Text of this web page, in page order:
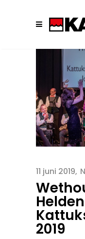
11 juni 2019
2019